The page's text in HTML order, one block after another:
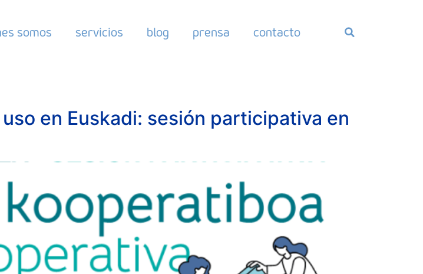
somos servicios blog prensa contacto
en Euskadi: sesión participativa en